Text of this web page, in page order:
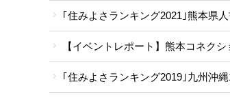
｢住みよさランキング2021｣熊本県
【イベントレポート】熊本コネク
｢住みよさランキング2019｣九州沖